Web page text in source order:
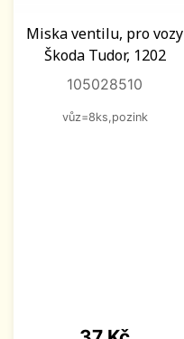
Miska ventilu, pro vozy
Škoda Tudor, 1202
105028510
vůz=8ks,pozink
Cena